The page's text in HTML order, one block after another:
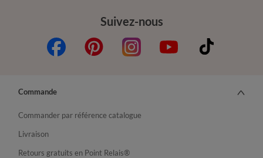
Suivez-nous
Commande
Commander par référence catalogue
Livraison
Retours gratuits en Point Relais®